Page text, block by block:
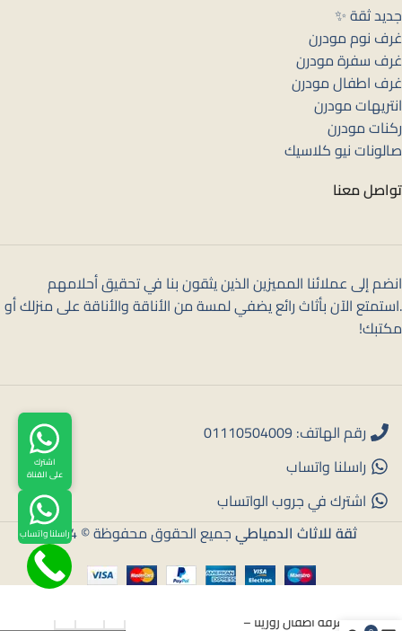
اشترك
على القناة
راسلنا واتساب
جديد ثقة ✨
غرف نوم مودرن
غرف سفرة مودرن
غرف اطفال مودرن
انتريهات مودرن
ركنات مودرن
صالونات نيو كلاسيك
تواصل معنا
انضم إلى عملائنا المميزين الذين يثقون بنا في تحقيق أحلامهم
.استمتع الآن بأثاث رائع يضفي لمسة من الأناقة والأناقة على منزلك أو
مكتبك!
رقم الهاتف: 01110504009
راسلنا واتساب
اشترك في جروب الواتساب
ثقة للاثاث الدمياطيجميع الحقوق محفوظة © 2024
غرفة اطفال روزيتا –